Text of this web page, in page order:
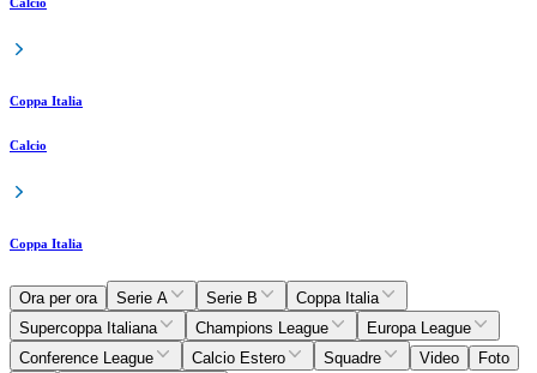
Coppa Italia
Calcio
Coppa Italia
Ora per ora Serie A Serie B
Coppa Italia
Supercoppa Italiana
Champions League
Europa League
Conference League
Calcio Estero Squadre Video
Foto